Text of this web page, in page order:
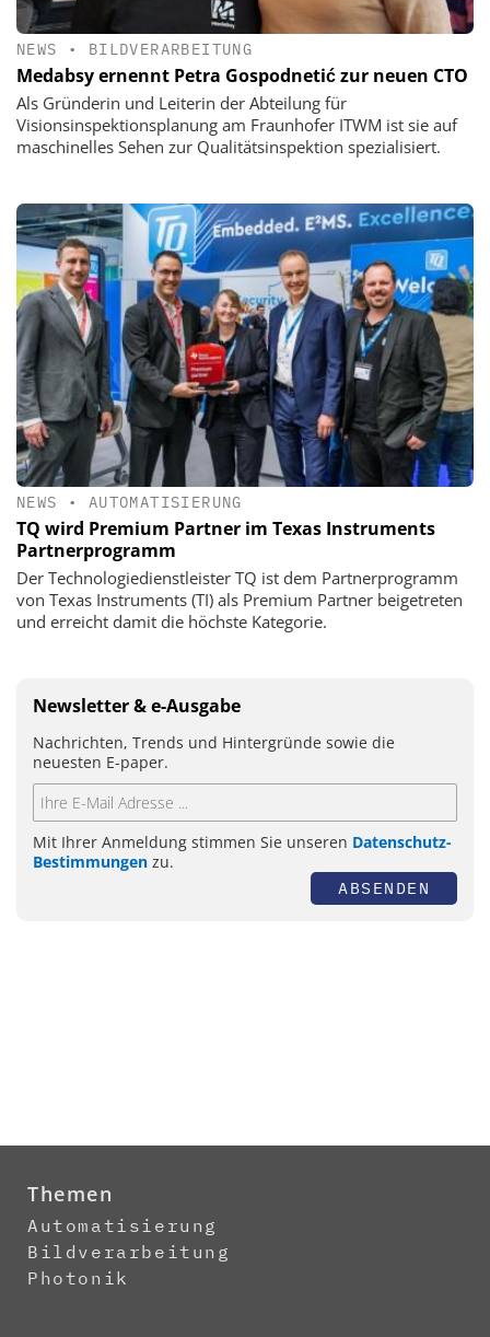
NEWS • BILDVERARBEITUNG
Medabsy ernennt Petra Gospodnetić zur neuen CTO
Als Gründerin und Leiterin der Abteilung für
Visionsinspektionsplanung am Fraunhofer ITWM ist sie auf
maschinelles Sehen zur Qualitätsinspektion spezialisiert.
NEWS • AUTOMATISIERUNG
TQ wird Premium Partner im Texas Instruments
Partnerprogramm
Der Technologiedienstleister TQ ist dem Partnerprogramm
von Texas Instruments (TI) als Premium Partner beigetreten
und erreicht damit die höchste Kategorie.
Newsletter & e-Ausgabe
Nachrichten, Trends und Hintergründe sowie die
neuesten E-paper.
Mit Ihrer Anmeldung stimmen Sie unseren Datenschutz-
Bestimmungen zu.
ABSENDEN
Themen
Automatisierung
Bildverarbeitung
Photonik